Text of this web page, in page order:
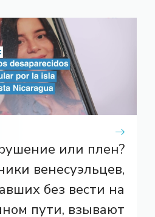
или плен?
венесуэльцев,
без вести на
пути, взывают